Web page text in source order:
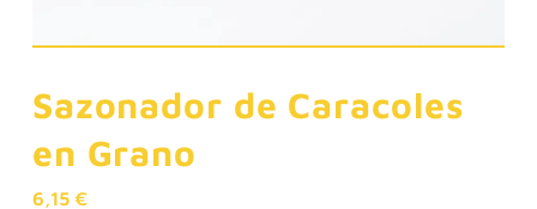
Sazonador de Caracoles
en Grano
6,15 €